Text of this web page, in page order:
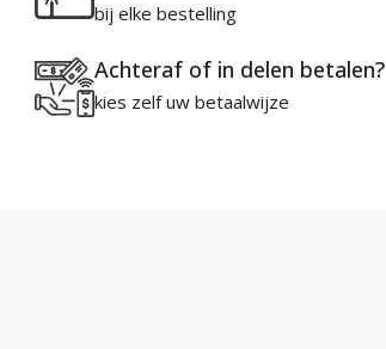
bij elke bestelling
Achteraf of in delen betalen?
kies zelf uw betaalwijze